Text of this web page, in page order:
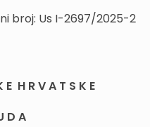
broj: Us I-2697/2025-2
E H R V A T S K E
D A